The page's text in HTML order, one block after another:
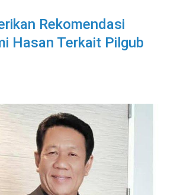
Rekomendasi
Hasan Terkait Pilgub